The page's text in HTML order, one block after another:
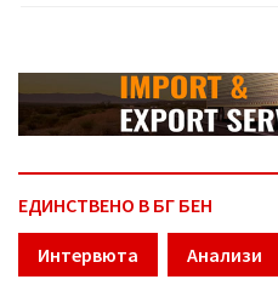
ЕДИНСТВЕНО В БГ БЕН
Интервюта Анализи